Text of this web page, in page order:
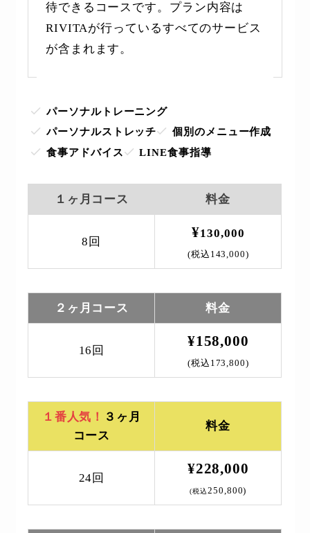
待できるコースです。プラン内容は
RIVITAが行っているすべてのサービス
が含まれます。
パーソナルトレーニング
パーソナルストレッチ
個別のメニュー作成
食事アドバイス
LINE食事指導
１ヶ月コース 料金
8回
¥130,000
(税込143,000)
２ヶ月コース 料金
16回
¥158,000
(税込173,800)
１番人気！
３ヶ月
コース
料金
24回
¥228,000
(税込250,800)